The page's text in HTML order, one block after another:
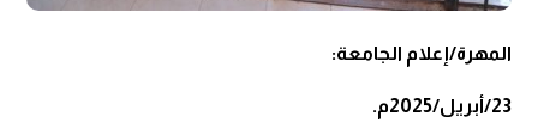
المهرة/إعلام الجامعة:
23/أبريل/2025م.